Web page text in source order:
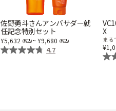
エンリッチリフトライン
センシティブライン
佐野勇斗さんアンバサダー就
任記念特別セット
5,632 ~ 9,680
4.7
X
ま